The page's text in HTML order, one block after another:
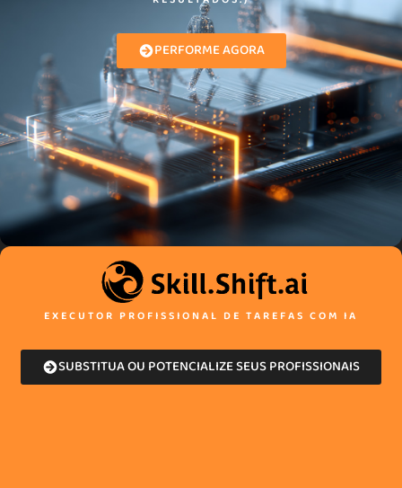
PERFORME AGORA
EXECUTOR PROFISSIONAL DE TAREFAS COM IA
SUBSTITUA OU POTENCIALIZE SEUS PROFISSIONAIS